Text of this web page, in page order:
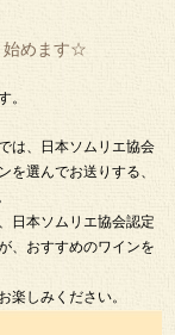
始めます☆
。
は、日本ソムリエ協会
を選んでお送りする、
日本ソムリエ協会認定
、おすすめのワインを
楽しみください。